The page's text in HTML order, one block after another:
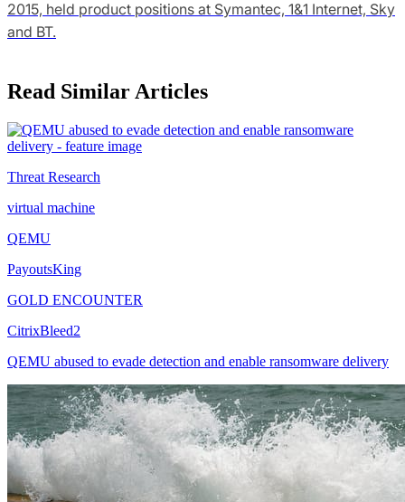
2015, held product positions at Symantec, 1&1 Internet, Sky
and BT.
Read Similar Articles
Threat Research
virtual machine
QEMU
PayoutsKing
GOLD ENCOUNTER
CitrixBleed2
QEMU abused to evade detection and enable ransomware delivery